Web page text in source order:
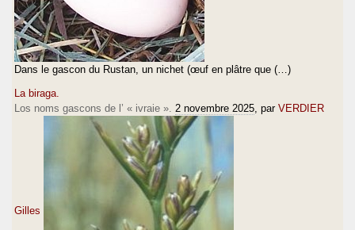
Dans le gascon du Rustan, un nichet (œuf en plâtre que (…)
La biraga.
Los noms gascons de l’ « ivraie ». 2 novembre 2025 , par VERDIER
Gilles